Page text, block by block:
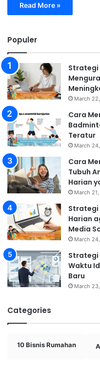
Read More »
Populer
Strategi
March
Cara
Teratur
March
Cara
Tubuh
Harian
March
Strategi
Harian
Media
March
Strategi
Waktu
Baru
March
Categories
10 Bisnis Rumahan